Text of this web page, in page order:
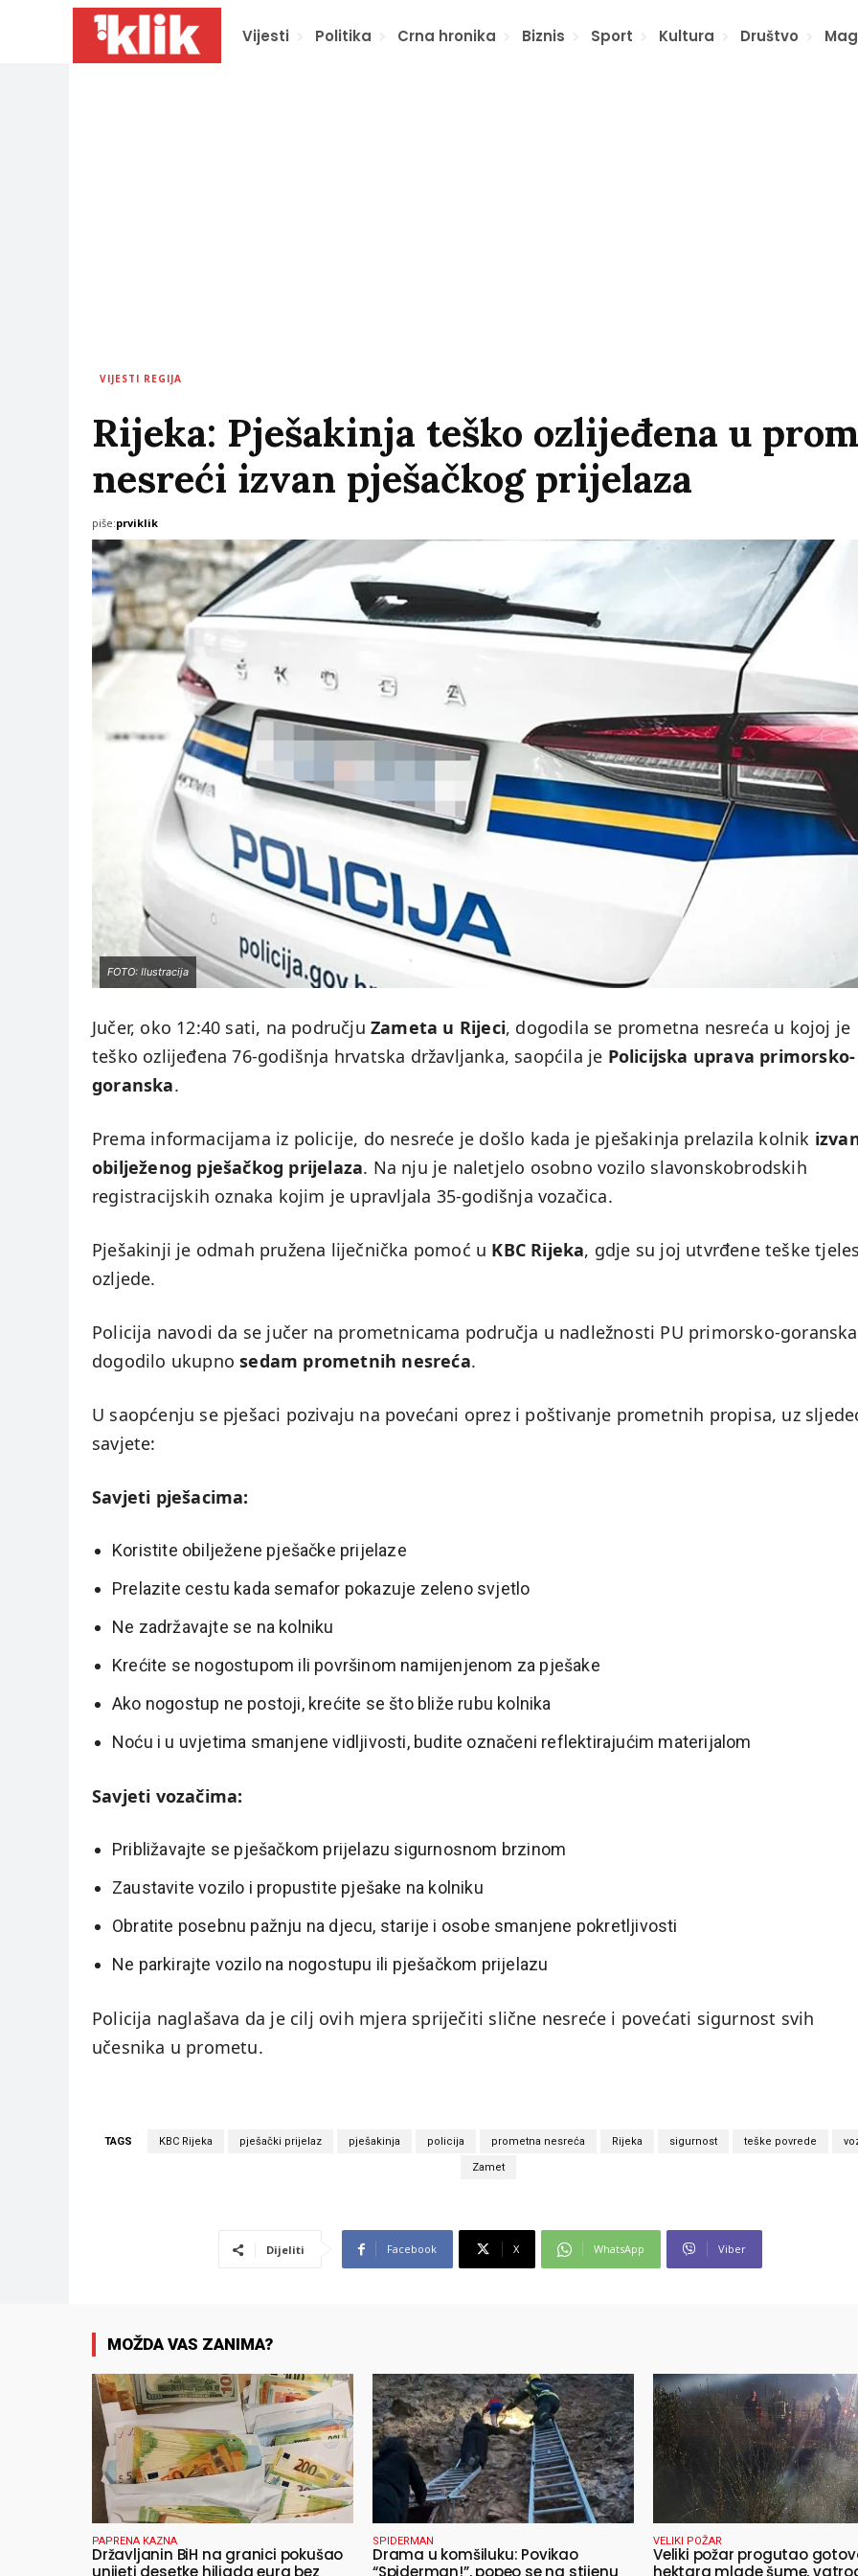
Vijesti Politika Crna hronika Biznis Sport Kultura Društvo
VIJESTI REGIJA
Rijeka: Pješakinja teško ozlijeđena u
nesreći izvan pješačkog prijelaza
piše:prviklik
FOTO: Ilustracija
Jučer, oko 12:40 sati, na području Zameta u Rijeci, dogodila se prometna nesreća u kojoj je
teško ozlijeđena 76-godišnja hrvatska državljanka, saopćila je Policijska uprava primorsko-
goranska.
Prema informacijama iz policije, do nesreće je došlo kada je pješakinja prelazila kolnik
obilježenog pješačkog prijelaza. Na nju je naletjelo osobno vozilo slavonskobrodskih
registracijskih oznaka kojim je upravljala 35-godišnja vozačica.
Pješakinji je odmah pružena liječnička pomoć u KBC Rijeka, gdje su joj utvrđene teške
ozljede.
Policija navodi da se jučer na prometnicama područja u nadležnosti PU primorsko-goranska
dogodilo ukupnosedam prometnih nesreća.
U saopćenju se pješaci pozivaju na povećani oprez i poštivanje prometnih propisa, uz
savjete:
Savjeti pješacima:
Koristite obilježene pješačke prijelaze
Prelazite cestu kada semafor pokazuje zeleno svjetlo
Ne zadržavajte se na kolniku
Krećite se nogostupom ili površinom namijenjenom za pješake
Ako nogostup ne postoji, krećite se što bliže rubu kolnika
Noću i u uvjetima smanjene vidljivosti, budite označeni reflektirajućim materijalom
Savjeti vozačima:
Približavajte se pješačkom prijelazu sigurnosnom brzinom
Zaustavite vozilo i propustite pješake na kolniku
Obratite posebnu pažnju na djecu, starije i osobe smanjene pokretljivosti
Ne parkirajte vozilo na nogostupu ili pješačkom prijelazu
Policija naglašava da je cilj ovih mjera spriječiti slične nesreće i povećati sigurnost svih
učesnika u prometu.
TAGS KBC Rijeka pješački prijelaz pješakinja policija prometna nesreća Rijeka sigurnost teške povrede
Zamet
Dijeliti Facebook X WhatsApp Viber
MOŽDA VAS ZANIMA?
PAPRENA KAZNA
Državljanin BiH na granici pokušao
unijeti desetke hiljada eura bez
SPIDERMAN
Drama u komšiluku: Povikao
“Spiderman!”, popeo se na stijenu
VELIKI POŽAR
Veliki požar progutao
hektara mlade šume,